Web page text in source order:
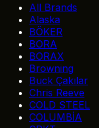
All Brands
Alaska
BÖKER
BORA
BORAX
Browning
Buck Çakılar
Chris Reeve
COLD STEEL
COLUMBİA